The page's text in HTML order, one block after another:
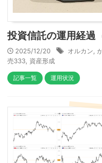
投資信託の運用経過
2025/12/20 オルカン
売333 資産形成
記事一覧 運用状況